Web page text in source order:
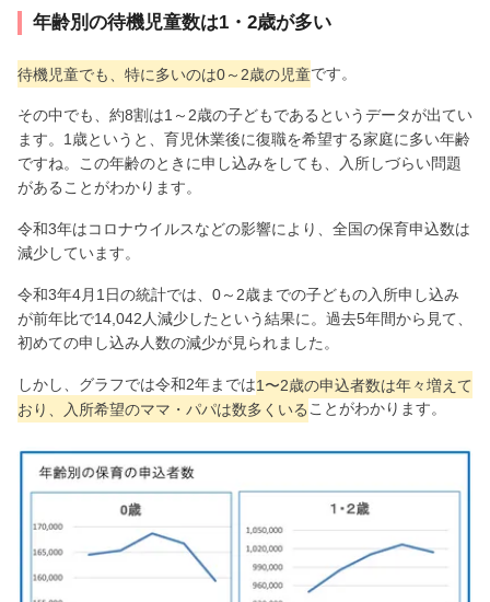
年齢別の待機児童数は1・2歳が多い
待機児童でも、特に多いのは0～2歳の児童です。
その中でも、約8割は1～2歳の子どもであるというデータが出てい
ます。1歳というと、育児休業後に復職を希望する家庭に多い年齢
ですね。この年齢のときに申し込みをしても、入所しづらい問題
があることがわかります。
令和3年はコロナウイルスなどの影響により、全国の保育申込数は
減少しています。
令和3年4月1日の統計では、0～2歳までの子どもの入所申し込み
が前年比で14,042人減少したという結果に。過去5年間から見て、
初めての申し込み人数の減少が見られました。
しかし、グラフでは令和2年までは1〜2歳の申込者数は年々増えて
おり、入所希望のママ・パパは数多くいることがわかります。